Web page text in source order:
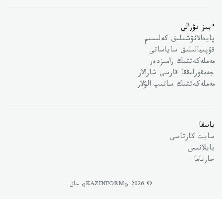
ءبىز تۋرالى
پايدالانۋشىلىق كەلىسىم
قۇپىيالىلىق ساياساتى
مەملەكەتتىك رامىزدەر
جەمقورلىققا قارسى شارالار
مەملەكەتتىك ساتىپ الۋلار
باسقا
سايت كارتاسى
بايلانىس
جارناما
© 2026 «KAZINFORM» حاق